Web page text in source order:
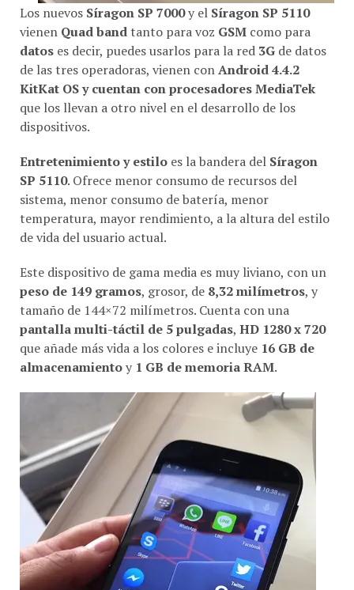
Los nuevos Síragon SP 7000y el Síragon SP 5110
vienen Quad band tanto para voz GSM como para
datos es decir, puedes usarlos para la red 3G de datos
de las tres operadoras, vienen conAndroid 4.4.2
KitKat OS y cuentan con procesadores MediaTek
que los llevan a otro nivel en el desarrollo de los
dispositivos.
Entretenimiento y estilo es la bandera del Síragon
SP 5110. Ofrece menor consumo de recursos del
sistema, menor consumo de batería, menor
temperatura, mayor rendimiento, a la altura del estilo
de vida del usuario actual.
Este dispositivo de gama media es muy liviano, con un
peso de 149 gramos, grosor, de 8,32 milímetros, y
tamaño de 144×72 milímetros. Cuenta con una
pantalla multi-táctil de 5 pulgadas, HD 1280 x 720
que añade más vida a los colores e incluye 16 GB de
almacenamientoy 1 GB de memoria RAM.